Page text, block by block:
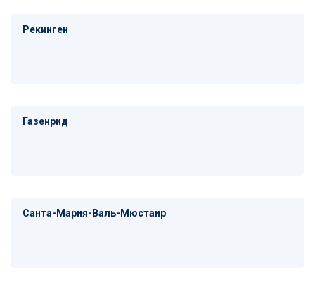
Рекинген
Газенрид
Санта-Мария-Валь-Мюстаир